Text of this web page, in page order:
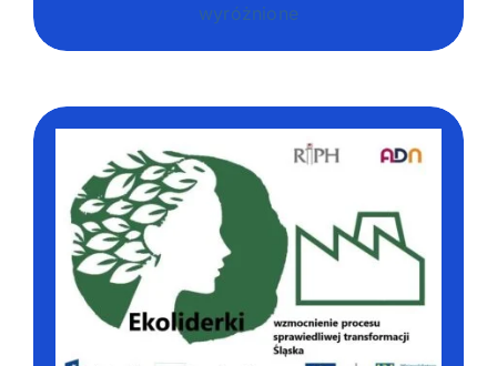
KONTAKT
wyróżnione